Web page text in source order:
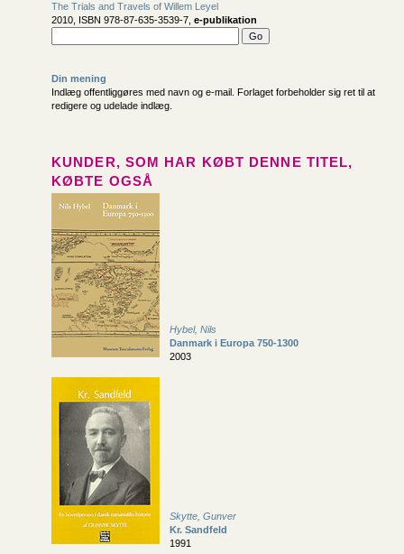
The Trials and Travels of Willem Leyel
2010, ISBN 978-87-635-3539-7, e-publikation
Din mening
Indlæg offentliggøres med navn og e-mail. Forlaget forbeholder sig ret til at
redigere og udelade indlæg.
KUNDER, SOM HAR KØBT DENNE TITEL,
KØBTE OGSÅ
Hybel, Nils
Danmark i Europa 750-1300
2003
Skytte, Gunver
Kr. Sandfeld
1991